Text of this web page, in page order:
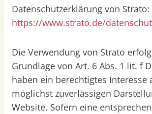
Datenschutzerklärung von Strato:
https://www.strato.de/
Die Verwendung von Strato
Grundlage von Art. 6 Abs. 1 lit. f
haben ein berechtigtes Interesse
möglichst zuverlässigen
Website. Sofern eine